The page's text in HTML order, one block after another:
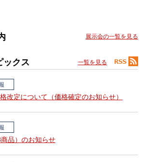
展示会の一覧を見る
ックス 一覧を見る
改定について（価格確定のお知らせ）
品）のお知らせ